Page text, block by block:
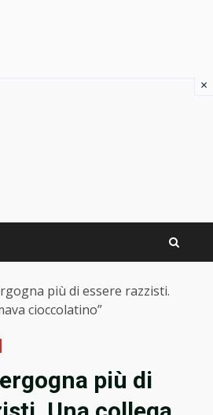
più di essere razzisti.
cioccolatino”
più di
×